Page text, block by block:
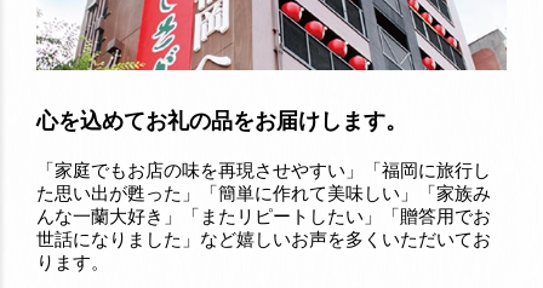
心を込めてお礼の品をお届けします。
「家庭でもお店の味を再現させやすい」「福岡に旅行し
た思い出が甦った」「簡単に作れて美味しい」「家族み
んな一蘭大好き」「またリピートしたい」「贈答用でお
世話になりました」など嬉しいお声を多くいただいてお
ります。